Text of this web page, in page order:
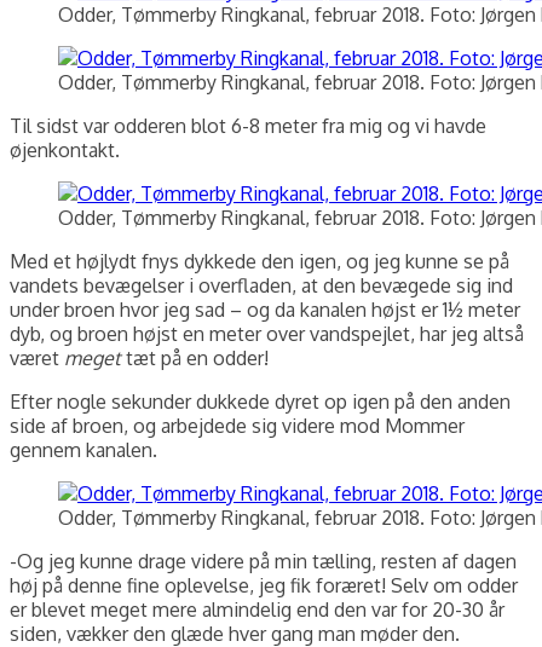
Odder, Tømmerby Ringkanal, februar 2018. Foto:
Odder, Tømmerby Ringkanal, februar 2018. Foto:
Til sidst var odderen blot 6-8 meter fra mig og vi havde
øjenkontakt.
Odder, Tømmerby Ringkanal, februar 2018. Foto:
Med et højlydt fnys dykkede den igen, og jeg kunne se på
vandets bevægelser i overfladen, at den bevægede sig ind
under broen hvor jeg sad – og da kanalen højst er 1½ meter
dyb, og broen højst en meter over vandspejlet, har jeg altså
været megettæt på en odder!
Efter nogle sekunder dukkede dyret op igen på den anden
side af broen, og arbejdede sig videre mod Mommer
gennem kanalen.
Odder, Tømmerby Ringkanal, februar 2018. Foto:
-Og jeg kunne drage videre på min tælling, resten af dagen
høj på denne fine oplevelse, jeg fik foræret! Selv om odder
er blevet meget mere almindelig end den var for 20-30 år
siden, vækker den glæde hver gang man møder den.